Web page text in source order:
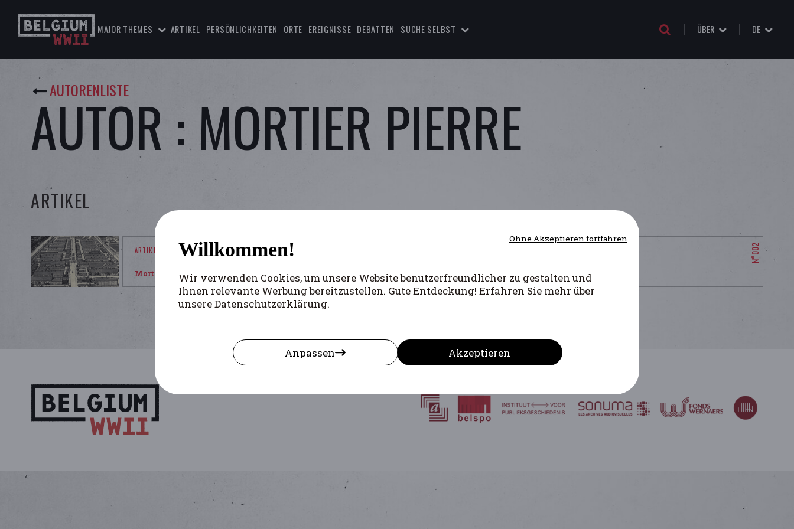
MAJOR THEMES ARTIKEL PERSÖNLICHKEITEN ORTE EREIGNISSE DEBATTEN SUCHE SELBST ÜBER DE
AUTORENLISTE
AUTOR : MORTIER PIERRE
ARTIKEL
Mortier Pierre Mortier Pierre
Willkommen!
Wir verwenden Cookies, um unsere Website benutzerfreundlicher zu gestalten und
Ihnen relevante Werbung bereitzustellen. Gute Entdeckung! Erfahren Sie mehr über
unsere Datenschutzerklärung.
Anpassen Akzeptieren
Ohne Akzeptieren fortfahren